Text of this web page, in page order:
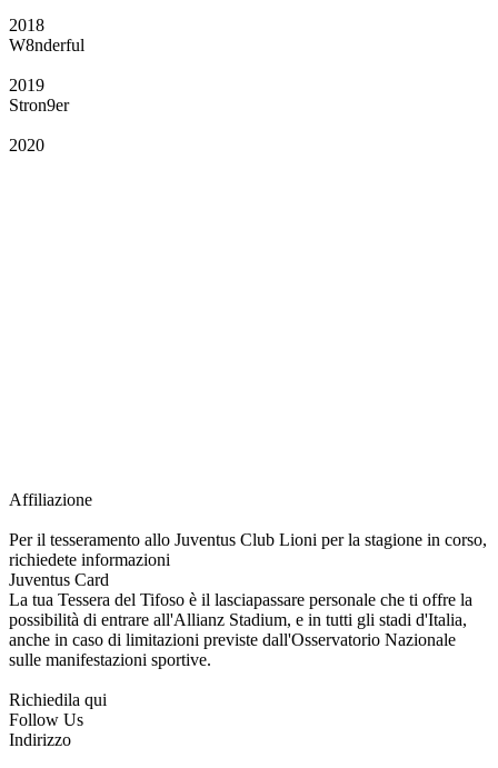
2018
W8nderful
2019
Stron9er
2020
Affiliazione
Per il tesseramento allo Juventus Club Lioni per la stagione in corso,
richiedete informazioni
Juventus Card
La tua Tessera del Tifoso è il lasciapassare personale che ti offre la
possibilità di entrare all'Allianz Stadium, e in tutti gli stadi d'Italia,
anche in caso di limitazioni previste dall'Osservatorio Nazionale
sulle manifestazioni sportive.
Richiedila qui
Follow Us
Indirizzo